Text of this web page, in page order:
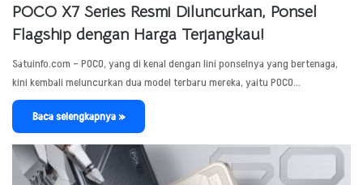
POCO X7 Series Resmi Diluncurkan, Ponsel
Flagship dengan Harga Terjangkau!
Satuinfo.com – POCO, yang di kenal dengan lini ponselnya yang bertenaga,
kini kembali meluncurkan dua model terbaru mereka, yaitu POCO…
Baca selengkapnya »